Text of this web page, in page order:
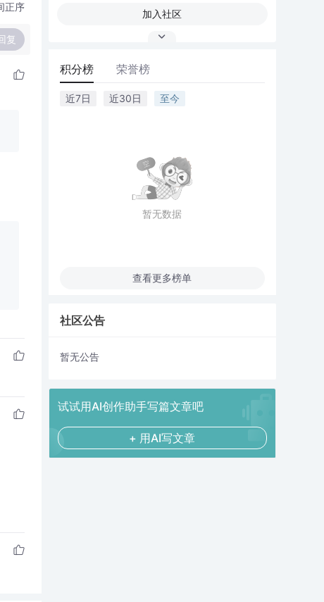
正序
复
加入社区
积分榜 荣誉榜
近7日 近30日 至今
暂无数据
查看更多榜单
社区公告
暂无公告
试试用AI创作助手写篇文章吧
+ 用AI写文章